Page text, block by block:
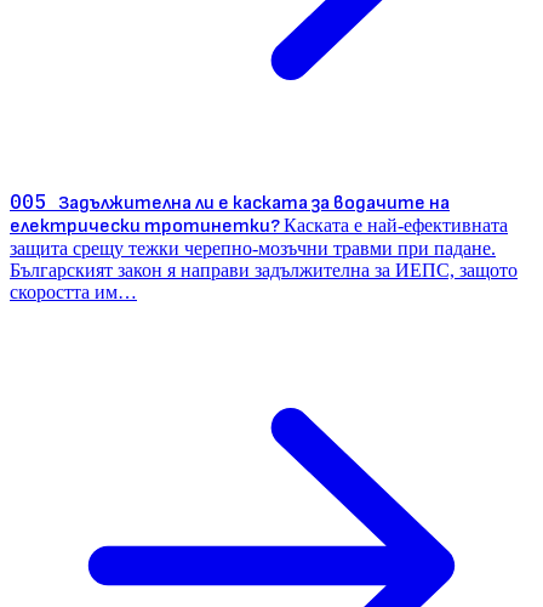
005 Задължителна ли е каската за водачите на
електрически тротинетки?Каската е най-ефективната
защита срещу тежки черепно-мозъчни травми при падане.
Българският закон я направи задължителна за ИЕПС, защото
скоростта им…